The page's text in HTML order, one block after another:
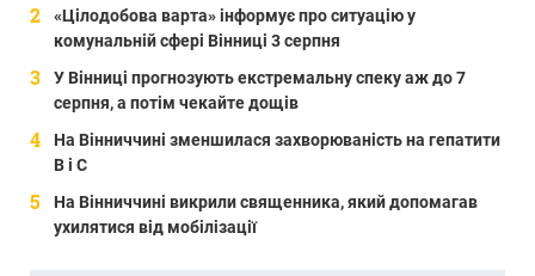
«Цілодобова варта» інформує про ситуацію у
комунальній сфері Вінниці 3 серпня
У Вінниці прогнозують екстремальну спеку аж до 7
серпня, а потім чекайте дощів
На Вінниччині зменшилася захворюваність на гепатити
В і С
На Вінниччині викрили священника, який допомагав
ухилятися від мобілізації